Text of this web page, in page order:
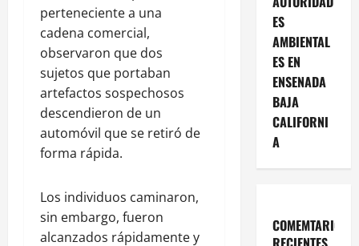
perteneciente a una
cadena comercial,
observaron que dos
sujetos que portaban
artefactos sospechosos
descendieron de un
automóvil que se retiró de
forma rápida.
Los individuos caminaron,
sin embargo, fueron
alcanzados rápidamente y
ES
AMBIENTAL
ES EN
ENSENADA
BAJA
CALIFORNI
A
COMEMTARIOS